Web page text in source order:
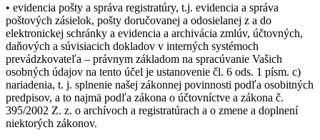
• evidencia pošty a správa registratúry, t.j. evidencia a správa
poštových zásielok, pošty doručovanej a odosielanej z a do
elektronickej schránky a evidencia a archivácia zmlúv, účtovných,
daňových a súvisiacich dokladov v interných systémoch
prevádzkovateľa – právnym základom na spracúvanie Vašich
osobných údajov na tento účel je ustanovenie čl. 6 ods. 1 písm. c)
nariadenia, t. j. splnenie našej zákonnej povinnosti podľa osobitných
predpisov, a to najmä podľa zákona o účtovníctve a zákona č.
395/2002 Z. z. o archívoch a registratúrach a o zmene a doplnení
niektorých zákonov.